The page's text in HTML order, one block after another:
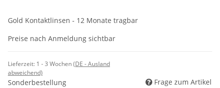
Gold Kontaktlinsen - 12 Monate tragbar
Preise nach Anmeldung sichtbar
Lieferzeit: 1 - 3 Wochen(DE - Ausland
abweichend)
Sonderbestellung Frage zum Artikel